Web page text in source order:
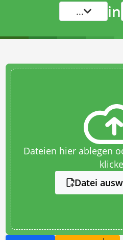
... in
Dateien hier ablegen
Datei